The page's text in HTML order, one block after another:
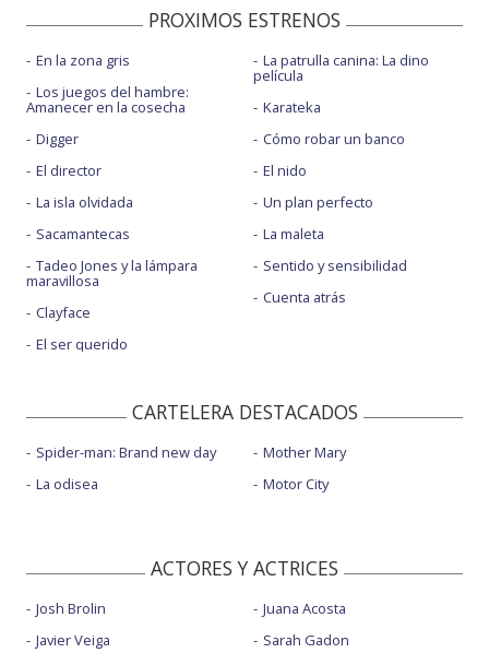
PROXIMOS ESTRENOS
En la zona gris
Los juegos del hambre:
Amanecer en la cosecha
Digger
El director
La isla olvidada
Sacamantecas
Tadeo Jones y la lámpara
maravillosa
Clayface
El ser querido
La patrulla canina: La dino
película
Karateka
Cómo robar un banco
El nido
Un plan perfecto
La maleta
Sentido y sensibilidad
Cuenta atrás
CARTELERA DESTACADOS
Spider-man: Brand new day
La odisea
Mother Mary
Motor City
ACTORES Y ACTRICES
Josh Brolin
Javier Veiga
Juana Acosta
Sarah Gadon